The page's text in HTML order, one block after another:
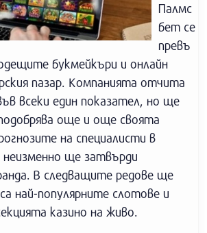
Палмс
бет се
превъ
букмейкъри и онлайн
пазар. Компанията отчита
всеки един показател, но ще
още и още своята
на специалисти в
ще затвърди
В следващите редове ще
най-популярните слотове и
казино на живо.